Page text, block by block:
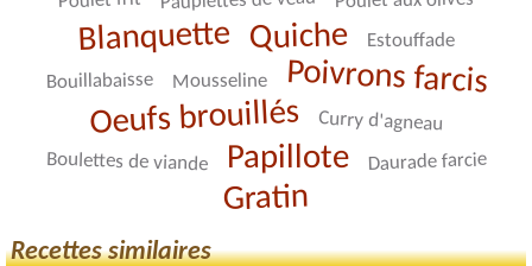
Blanquette Quiche Estouffade
Bouillabaisse Mousseline Poivrons farcis
Oeufs brouillés Curry d'agneau
Boulettes de viande Papillote Daurade farcie
Gratin
Recettes similaires